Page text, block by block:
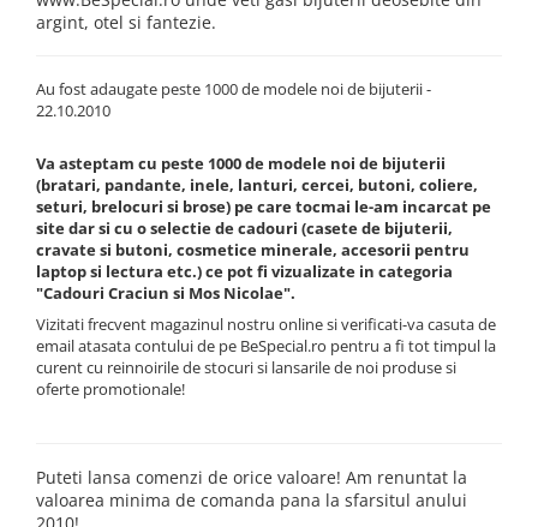
argint, otel si fantezie.
Au fost adaugate peste 1000 de modele noi de bijuterii -
22.10.2010
Va asteptam cu peste 1000 de modele noi de bijuterii
(bratari, pandante, inele, lanturi, cercei, butoni, coliere,
seturi, brelocuri si brose) pe care tocmai le-am incarcat pe
site dar si cu o selectie de cadouri (casete de bijuterii,
cravate si butoni, cosmetice minerale, accesorii pentru
laptop si lectura etc.) ce pot fi vizualizate in categoria
"Cadouri Craciun si Mos Nicolae".
Vizitati frecvent magazinul nostru online si verificati-va casuta de
email atasata contului de pe BeSpecial.ro pentru a fi tot timpul la
curent cu reinnoirile de stocuri si lansarile de noi produse si
oferte promotionale!
Puteti lansa comenzi de orice valoare! Am renuntat la
valoarea minima de comanda pana la sfarsitul anului